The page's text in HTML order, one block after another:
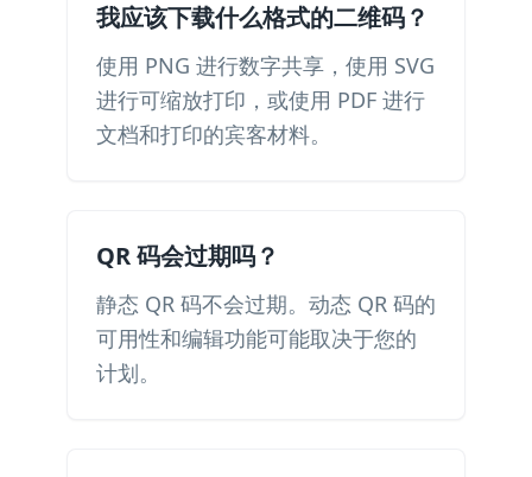
我应该下载什么格式的二维码？
使用 PNG 进行数字共享，使用 SVG
进行可缩放打印，或使用 PDF 进行
文档和打印的宾客材料。
QR 码会过期吗？
静态 QR 码不会过期。动态 QR 码的
可用性和编辑功能可能取决于您的
计划。